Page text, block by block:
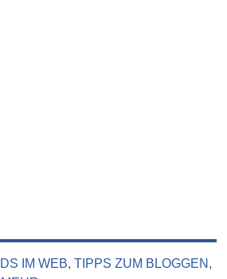
IM WEB, TIPPS ZUM BLOGGEN,